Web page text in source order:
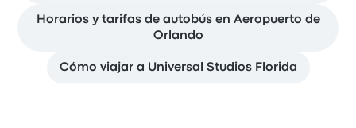
Horarios y tarifas de autobús en Aeropuerto de
Orlando
Cómo viajar a Universal Studios Florida